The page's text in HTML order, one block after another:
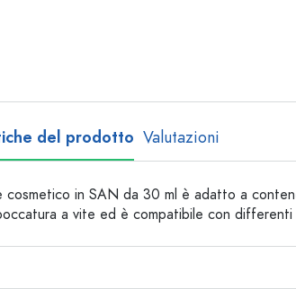
Bottiglie sfaccettate
Bottiglie per materiale
Bottiglie di plastica
del prodotto Valutazioni
cosmetico in SAN da 30 ml è adatto a
a vite ed è compatibile con differenti